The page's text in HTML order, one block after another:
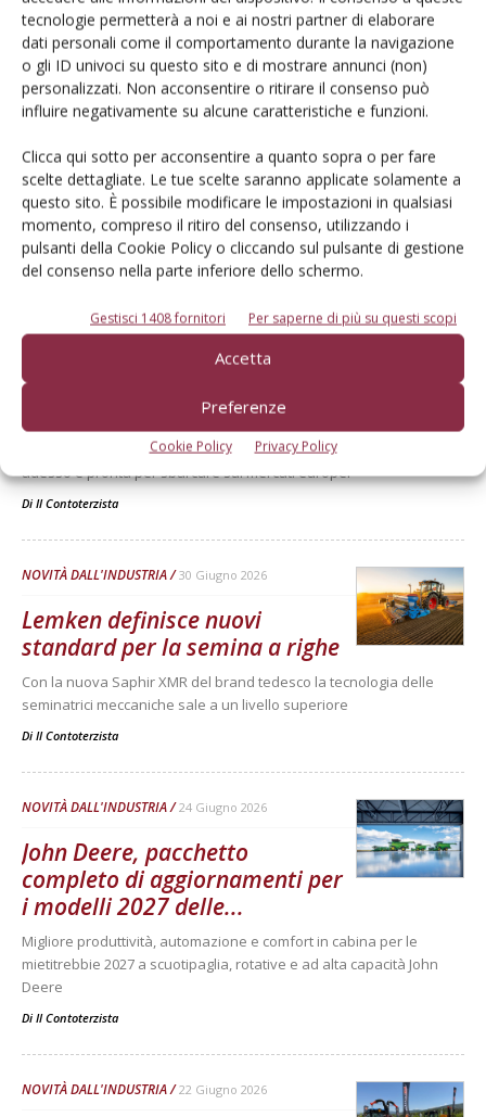
tecnologie permetterà a noi e ai nostri partner di elaborare
dati personali come il comportamento durante la navigazione
o gli ID univoci su questo sito e di mostrare annunci (non)
personalizzati. Non acconsentire o ritirare il consenso può
influire negativamente su alcune caratteristiche e funzioni.
Clicca qui sotto per acconsentire a quanto sopra o per fare
scelte dettagliate. Le tue scelte saranno applicate solamente a
questo sito. È possibile modificare le impostazioni in qualsiasi
momento, compreso il ritiro del consenso, utilizzando i
pulsanti della Cookie Policy o cliccando sul pulsante di gestione
del consenso nella parte inferiore dello schermo.
Gestisci 1408 fornitori Per saperne di più su questi scopi
Accetta
Preferenze
Cookie Policy Privacy Policy
Cerca adesso
Dalla stessa categoria
NOVITÀ DALL'INDUSTRIA 8 Luglio 2026
Le seminatrici di precisione
Puro H 3000 di Pöttinger
Presentata in anteprima ad Agritechnica 2025 in forma prototipale,
adesso è pronta per sbarcare sui mercati europei
Di Il Contoterzista
NOVITÀ DALL'INDUSTRIA 30 Giugno 2026
Lemken definisce nuovi
standard per la semina a righe
Con la nuova Saphir XMR del brand tedesco la tecnologia delle
seminatrici meccaniche sale a un livello superiore
Di Il Contoterzista
NOVITÀ DALL'INDUSTRIA 24 Giugno 2026
John Deere, pacchetto
completo di aggiornamenti per
i modelli 2027 delle...
Migliore produttività, automazione e comfort in cabina per le
mietitrebbie 2027 a scuotipaglia, rotative e ad alta capacità John
Deere
Di Il Contoterzista
NOVITÀ DALL'INDUSTRIA 22 Giugno 2026